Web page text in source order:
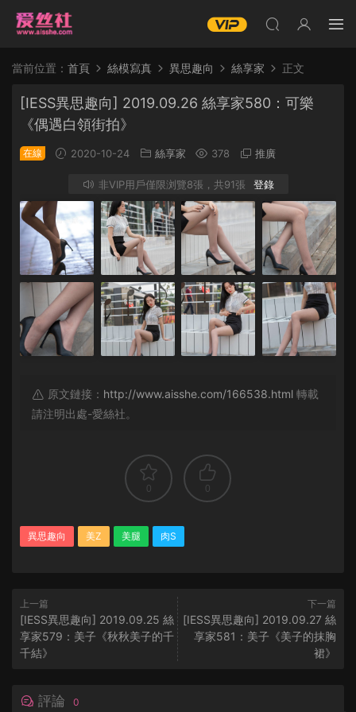
當前位置： 首頁 絲模寫真 異思趣向 絲享家 正文
[IESS異思趣向] 2019.09.26 絲享家580：可樂
《偶遇白領街拍》
在線 2020-10-24 絲享家 378 推廣
非VIP用戶僅限浏覽8張，共91張 登錄
原文鏈接： http://www.aisshe.com/166538.html 轉載
請注明出處-愛絲社。
0 0
異思趣向 美Z 美腿 肉S
上一篇
[IESS異思趣向] 2019.09.25 絲
享家579：美子《秋秋美子的千
千結》
下一篇
[IESS異思趣向] 2019.09.27 絲
享家581：美子《美子的抹胸
裙》
評論 0